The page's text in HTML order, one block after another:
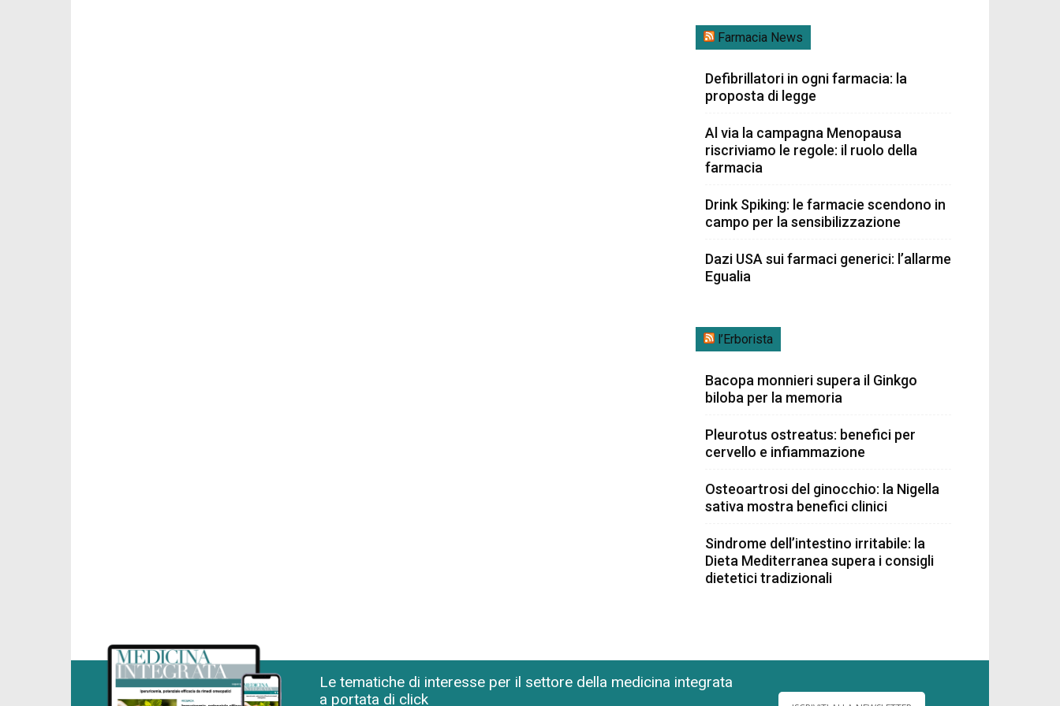
Farmacia News
Defibrillatori in ogni farmacia: la
proposta di legge
Al via la campagna Menopausa
riscriviamo le regole: il ruolo della
farmacia
Drink Spiking: le farmacie scendono in
campo per la sensibilizzazione
Dazi USA sui farmaci generici: l’allarme
Egualia
l’Erborista
Bacopa monnieri supera il Ginkgo
biloba per la memoria
Pleurotus ostreatus: benefici per
cervello e infiammazione
Osteoartrosi del ginocchio: la Nigella
sativa mostra benefici clinici
Sindrome dell’intestino irritabile: la
Dieta Mediterranea supera i consigli
dietetici tradizionali
Le tematiche di interesse per il settore della medicina integrata
a portata di click